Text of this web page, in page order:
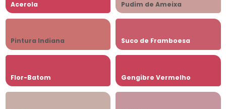
Acerola Pudim de Ameixa
Pintura Indiana Suco de Framboesa
Flor-Batom Gengibre Vermelho